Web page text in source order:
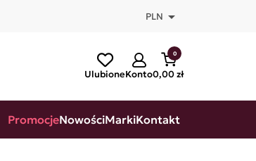
PLN 
UlubioneKonto
0
0,00 zł
PromocjeNowościMarkiKontakt